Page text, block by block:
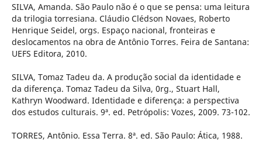
SILVA, Amanda. São Paulo não é o que se pensa: uma leitura
da trilogia torresiana. Cláudio Clédson Novaes, Roberto
Henrique Seidel, orgs. Espaço nacional, fronteiras e
deslocamentos na obra de Antônio Torres. Feira de Santana:
UEFS Editora, 2010.
SILVA, Tomaz Tadeu da. A produção social da identidade e
da diferença. Tomaz Tadeu da Silva, 0rg., Stuart Hall,
Kathryn Woodward. Identidade e diferença: a perspectiva
dos estudos culturais. 9ª. ed. Petrópolis: Vozes, 2009. 73-102.
TORRES, Antônio. Essa Terra. 8ª. ed. São Paulo: Ática, 1988.